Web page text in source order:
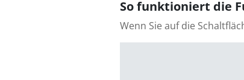
So funktioniert die
Wenn Sie auf die